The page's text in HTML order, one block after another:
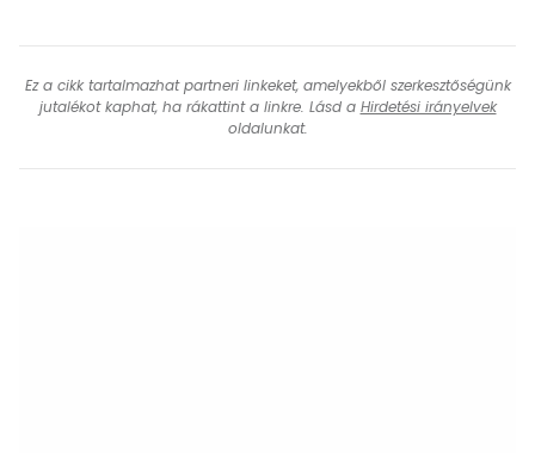
Ez a cikk tartalmazhat partneri linkeket, amelyekből szerkesztőségünk
jutalékot kaphat, ha rákattint a linkre. Lásd a Hirdetési irányelvek
oldalunkat.